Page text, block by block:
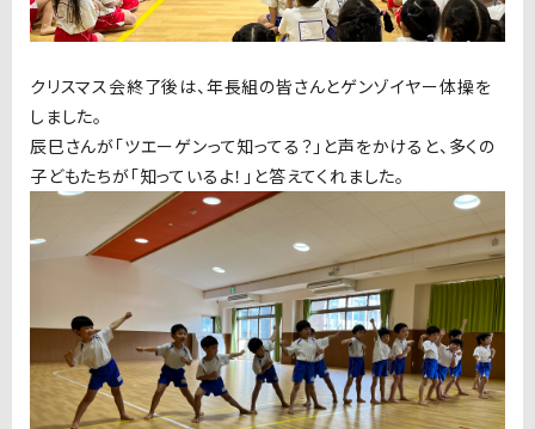
クリスマス会終了後は、年長組の皆さんとゲンゾイヤー体操を
しました。
辰巳さんが「ツエーゲンって知ってる？」と声をかけると、多くの
子どもたちが「知っているよ！」と答えてくれました。